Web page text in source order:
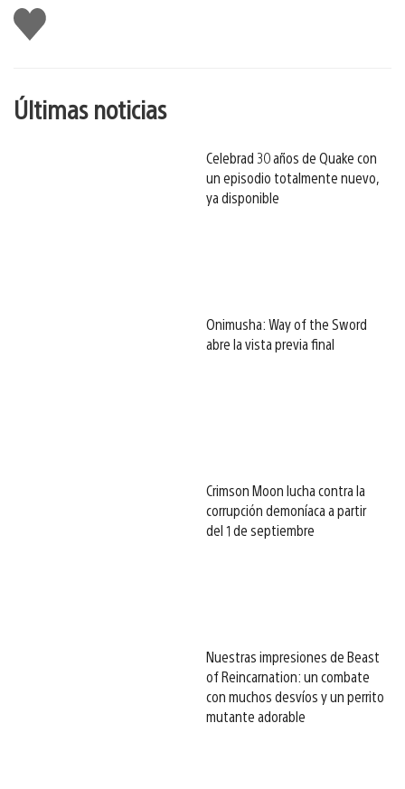
Me
gusta
Últimas noticias
Celebrad 30 años de Quake con
un episodio totalmente nuevo,
ya disponible
Onimusha: Way of the Sword
abre la vista previa final
Crimson Moon lucha contra la
corrupción demoníaca a partir
del 1 de septiembre
Nuestras impresiones de Beast
of Reincarnation: un combate
con muchos desvíos y un perrito
mutante adorable